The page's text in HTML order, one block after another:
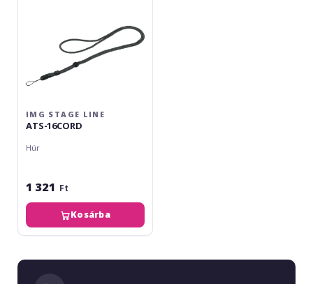
IMG STAGE LINE
ATS-16CORD
Húr
1 321 Ft
Kosárba